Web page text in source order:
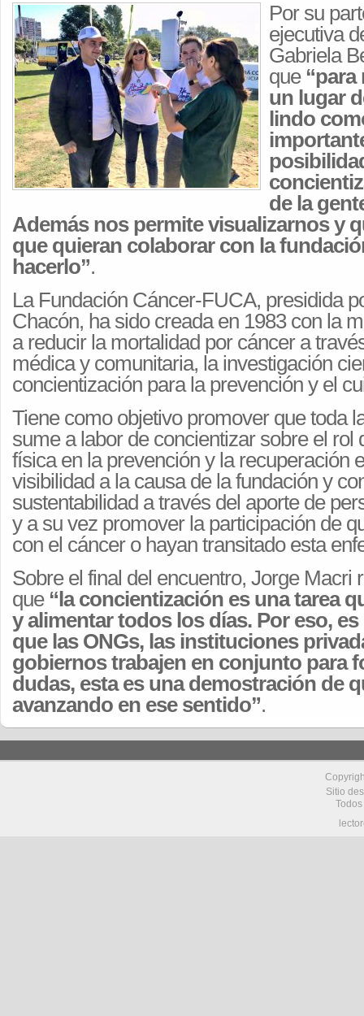
Por su
ejecutiva
Gabriela
que
un lugar
lindo
de la
Además nos permite visualizarnos y
que quieran colaborar con la
hacerlo”.
La Fundación Cáncer-FUCA, presidida
Chacón, ha sido creada en 1983 con la
a reducir la mortalidad por cáncer a
médica y comunitaria, la investigación
concientización para la prevención y el
Tiene como objetivo promover que toda
sume a labor de concientizar sobre el rol
física en la prevención y la recuperación
visibilidad a la causa de la fundación y
sustentabilidad a través del aporte de
y a su vez promover la participación de
con el cáncer o hayan transitado esta
Sobre el final del encuentro, Jorge Macri
que “la concientización es una tarea
y alimentar todos los días. Por eso,
que las ONGs, las instituciones
gobiernos trabajen en conjunto para
dudas, esta es una demostración de
avanzando en ese sentido”.
Sitio